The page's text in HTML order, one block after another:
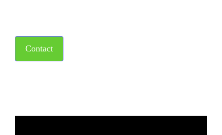
Contact